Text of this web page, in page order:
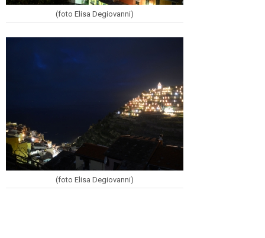
(foto Elisa Degiovanni)
(foto Elisa Degiovanni)